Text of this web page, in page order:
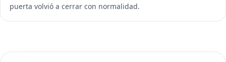
puerta volvió a cerrar con normalidad.